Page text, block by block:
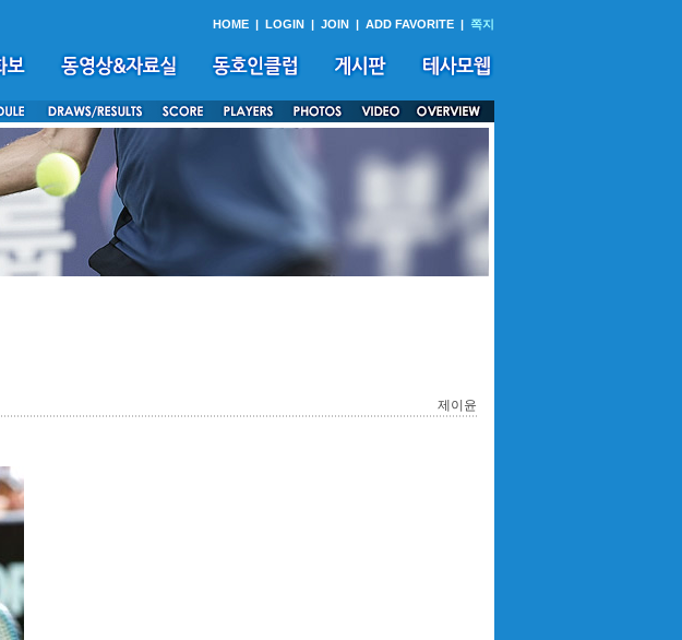
HOME | LOGIN | JOIN | ADD FAVORITE | 쪽지
제이윤